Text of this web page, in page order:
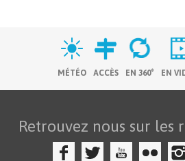
MÉTÉO ACCÈS EN 360° EN
Retrouvez nous sur les